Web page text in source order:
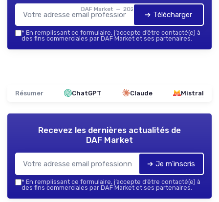
DAF Market — 2026
➔ Télécharger
* En remplissant ce formulaire, j’accepte d’être contacté(e) à
des fins commerciales par DAF Market et ses partenaires.
Résumer ChatGPT Claude Mistral
Recevez les dernières actualités de
DAF Market
➔ Je m'inscris
* En remplissant ce formulaire, j’accepte d’être contacté(e) à
des fins commerciales par DAF Market et ses partenaires.